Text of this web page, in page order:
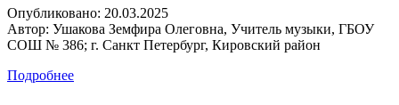
Опубликовано: 20.03.2025
Автор: Ушакова Земфира Олеговна, Учитель музыки, ГБОУ
СОШ № 386; г. Санкт Петербург, Кировский район
Подробнее